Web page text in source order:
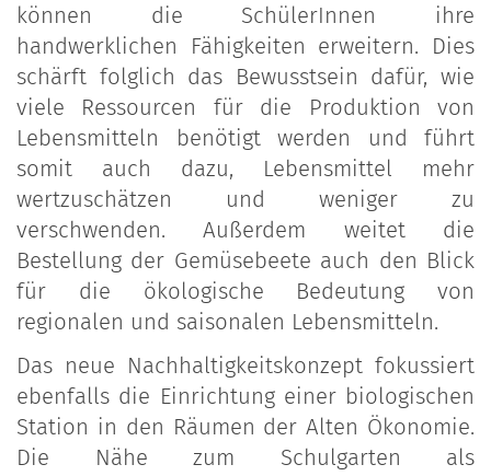
können die SchülerInnen ihre
handwerklichen Fähigkeiten erweitern. Dies
schärft folglich das Bewusstsein dafür, wie
viele Ressourcen für die Produktion von
Lebensmitteln benötigt werden und führt
somit auch dazu, Lebensmittel mehr
wertzuschätzen und weniger zu
verschwenden. Außerdem weitet die
Bestellung der Gemüsebeete auch den Blick
für die ökologische Bedeutung von
regionalen und saisonalen Lebensmitteln.
Das neue Nachhaltigkeitskonzept fokussiert
ebenfalls die Einrichtung einer biologischen
Station in den Räumen der Alten Ökonomie.
Die Nähe zum Schulgarten als